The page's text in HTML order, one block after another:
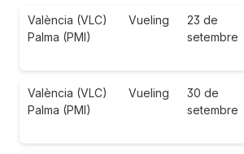
València (VLC)
Palma (PMI)
Vueling
23 de
setembre
València (VLC)
Palma (PMI)
Vueling
30 de
setembre